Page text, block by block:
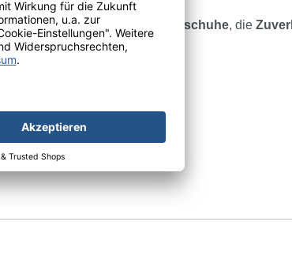
hochwertige Einweghandschuhe, die
in allen Branchen.